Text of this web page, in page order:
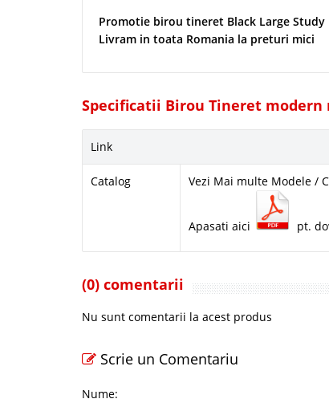
Promotie birou tineret Black Large
Livram in toata Romania la preturi mici
Specificatii Birou Tineret modern
Link
Catalog Vezi Mai multe Modele /
Apasati aici pt.
(0) comentarii
Nu sunt comentarii la acest produs
Scrie un Comentariu
Nume: